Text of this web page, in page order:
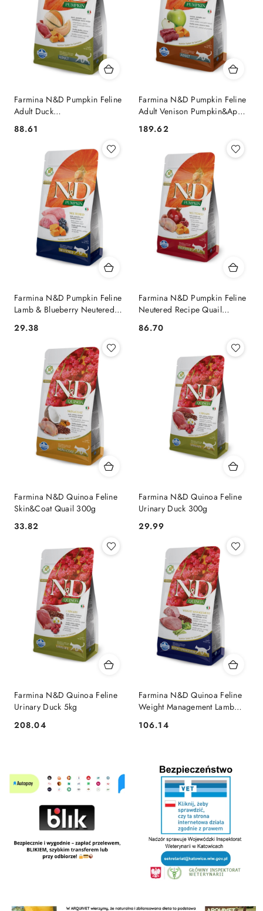
Farmina N&D Pumpkin Feline
Adult Duck
Pumpkin&Cantaloupe Melon
Recipe 1,5kg
Cena:
88.61
Farmina N&D Pumpkin Feline
Adult Venison Pumpkin&Apple
Recipe 5kg
Cena:
189.62
Farmina N&D Pumpkin Feline
Lamb & Blueberry Neutered
Cena:
29.38
Farmina N&D Pumpkin Feline
Neutered Recipe Quail
Cena:
86.70
Farmina N&D Quinoa Feline
Skin&Coat Quail 300g
Cena:
33.82
Farmina N&D Quinoa Feline
Urinary Duck 300g
Cena:
29.99
Farmina N&D Quinoa Feline
Urinary Duck 5kg
Cena:
208.04
Farmina N&D Quinoa Feline
Weight Management Lamb
Cena:
106.14